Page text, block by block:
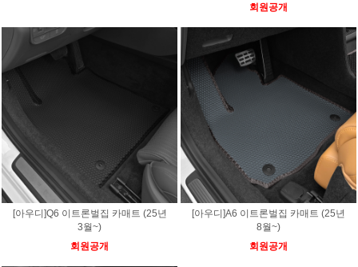
회원공개
[아우디]Q6 이트론벌집 카매트 (25년
3월~)
회원공개
[아우디]A6 이트론벌집 카매트 (25년
8월~)
회원공개